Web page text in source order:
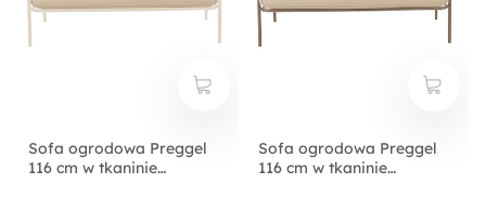
Sofa ogrodowa Preggel
116 cm w tkaninie
Sofa ogrodowa Preggel
116 cm w tkaninie